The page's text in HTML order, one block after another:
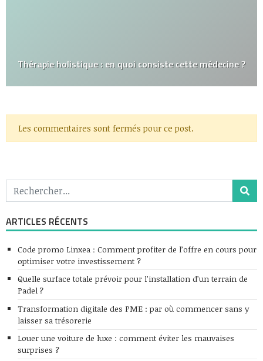
Thérapie holistique : en quoi consiste cette médecine ?
Les commentaires sont fermés pour ce post.
ARTICLES RÉCENTS
Code promo Linxea : Comment profiter de l’offre en cours pour
optimiser votre investissement ?
Quelle surface totale prévoir pour l’installation d’un terrain de
Padel ?
Transformation digitale des PME : par où commencer sans y
laisser sa trésorerie
Louer une voiture de luxe : comment éviter les mauvaises
surprises ?